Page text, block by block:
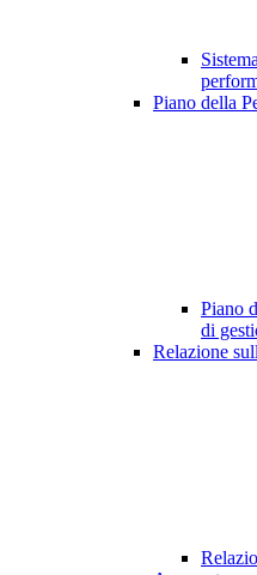
Piano della
Piano
di
Relazione